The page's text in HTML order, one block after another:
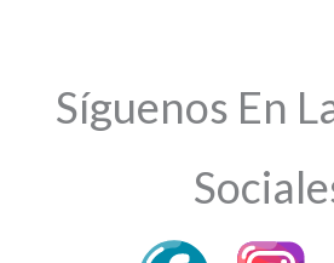
Síguenos En